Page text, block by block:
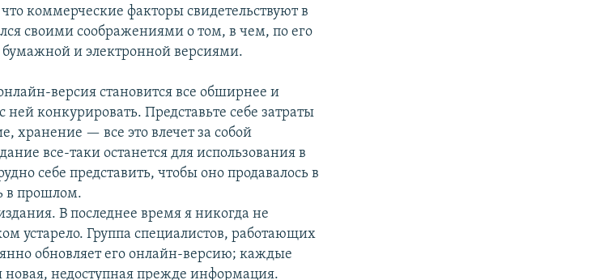
коммерческие факторы свидетельствуют в
своими соображениями о том, в чем, по его
и электронной версиями.
версия становится все обширнее и
конкурировать. Представьте себе затраты
хранение — все это влечет за собой
все-таки останется для использования в
себе представить, чтобы оно продавалось в
в прошлом.
В последнее время я никогда не
устарело. Группа специалистов, работающих
обновляет его онлайн-версию; каждые
новая, недоступная прежде информация.